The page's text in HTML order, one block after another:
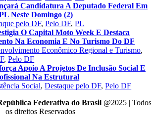
Candidatura A Deputado Federal Em
Neste Domingo (2)
pelo DF,Pelo DF,PL
O Capital Moto Week E Destaca
Na Economia E No Turismo Do DF
Econômico Regional e Turismo,
,Pelo DF
Apoio A Projetos De Inclusão Social E
Na Estrutural
Social,Destaque pelo DF,Pelo DF
Federativa do Brasil @2025 | Todos
os direitos Reservados